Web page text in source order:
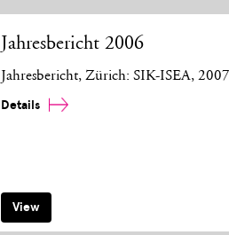
Jahresbericht 2006
Jahresbericht, Zürich: SIK-ISEA, 2007
Details
View